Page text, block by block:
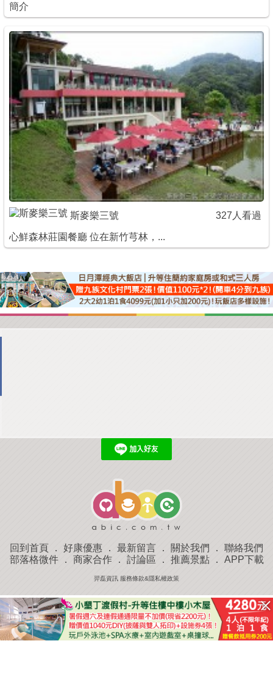
簡介
斯麥樂三號 327人看過
心鮮森林莊園餐廳 位在新竹芎林，...
回到首頁 ． 好康優惠 ． 最新留言 ． 關於我們 ． 聯絡我們
部落格微件． 商家合作． 討論區 ． 推薦景點． APP下載
羿磊資訊 服務條款&隱私權政策